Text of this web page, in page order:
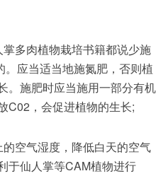
多肉植物栽培书籍都说少施
应当适当地施氮肥，否则植
。施肥时应当施用一部分有机
C02，会促进植物的生长;
空气湿度，降低白天的空气
于仙人掌等CAM植物进行